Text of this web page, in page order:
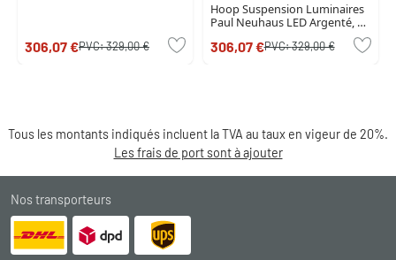
306,07 €PVC:329,00 €
Hoop Suspension Luminaires
Paul Neuhaus LED Argenté, 1
306,07 €PVC:329,00 €
Tous les montants indiqués incluent la TVA au taux en vigeur de 20%.
Les frais de port sont à ajouter
Nos transporteurs